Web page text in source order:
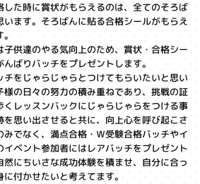
した時に賞状がもらえるのは、全てのそろば
ます。そろばんに貼る合格シールがもらえ
供達のやる気向上のため、賞状・合格シー
ばりバッチをプレゼントします。
チをじゃらじゃらとつけてもらいたいと思い
様の日々の努力の積み重ねであり、挑戦の証
くレッスンバックにじゃらじゃらをつける事
思い出させると共に、向上心を呼び起こさ
でなく、満点合格・Ｗ受験合格バッチやイ
イベント参加者にはレアバッチをプレゼント
にちいさな成功体験を積ませ、自分に合っ
付かせたいと考えてます。